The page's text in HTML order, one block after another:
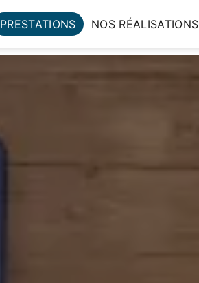
PRESTATIONS NOS RÉALISATIONS